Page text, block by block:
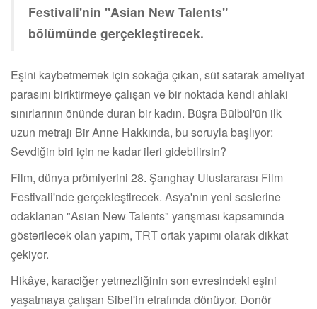
Festivali'nin "Asian New Talents"
bölümünde gerçekleştirecek.
Eşini kaybetmemek için sokağa çıkan, süt satarak ameliyat
parasını biriktirmeye çalışan ve bir noktada kendi ahlaki
sınırlarının önünde duran bir kadın. Büşra Bülbül'ün ilk
uzun metrajı Bir Anne Hakkında, bu soruyla başlıyor:
Sevdiğin biri için ne kadar ileri gidebilirsin?
Film, dünya prömiyerini 28. Şanghay Uluslararası Film
Festivali'nde gerçekleştirecek. Asya'nın yeni seslerine
odaklanan "Asian New Talents" yarışması kapsamında
gösterilecek olan yapım, TRT ortak yapımı olarak dikkat
çekiyor.
Hikâye, karaciğer yetmezliğinin son evresindeki eşini
yaşatmaya çalışan Sibel'in etrafında dönüyor. Donör